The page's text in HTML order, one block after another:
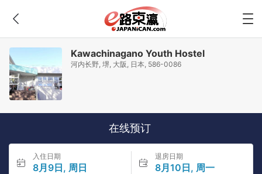
Kawachinagano Youth Hostel
河内长野, 堺, 大阪, 日本, 586-0086
在线预订
入住日期
8月9日, 周日
退房日期
8月10日, 周一